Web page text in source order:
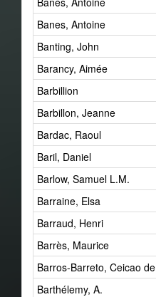
Banes, Antoine
Banting, John
Barancy, Aimée
Barbillion
Barbillon, Jeanne
Bardac, Raoul
Baril, Daniel
Barlow, Samuel L.M.
Barraine, Elsa
Barraud, Henri
Barrès, Maurice
Barros-Barreto, Ceicao de
Barthélemy, A.